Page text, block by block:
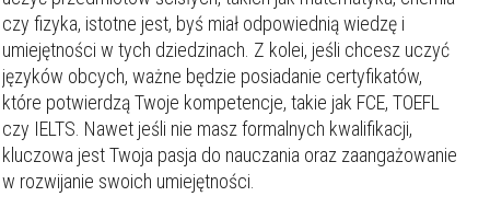
czy fizyka, istotne jest, byś miał odpowiednią wiedzę i
umiejętności w tych dziedzinach. Z kolei, jeśli chcesz uczyć
języków obcych, ważne będzie posiadanie certyfikatów,
które potwierdzą Twoje kompetencje, takie jak FCE, TOEFL
czy IELTS. Nawet jeśli nie masz formalnych kwalifikacji,
kluczowa jest Twoja pasja do nauczania oraz zaangażowanie
w rozwijanie swoich umiejętności.